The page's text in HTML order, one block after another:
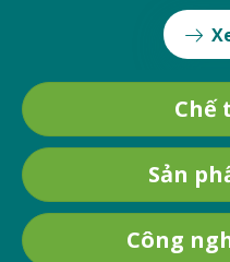
Chế
Sản
Công